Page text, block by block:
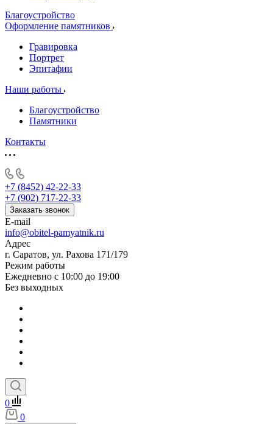
Благоустройство
Оформление памятников
Гравировка
Портрет
Эпитафии
Наши работы
Благоустройство
Памятники
Контакты
+7 (8452) 42-22-33
+7 (902) 717-22-33
Заказать звонок
E-mail
info@obitel-pamyatnik.ru
Адрес
г. Саратов, ул. Рахова 171/179
Режим работы
Ежедневно с 10:00 до 19:00
Без выходных
0
0